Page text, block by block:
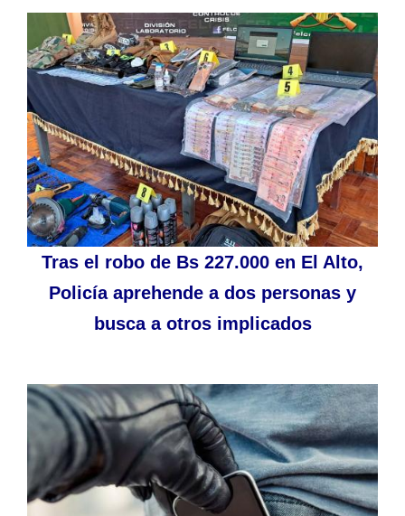
Tras el robo de Bs 227.000 en El Alto,
Policía aprehende a dos personas y
busca a otros implicados